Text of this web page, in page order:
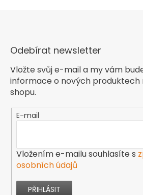
Odebírat newsletter
Vložte svůj e-mail a my vám
informace o nových produktech
shopu.
E-mail
Vložením e-mailu souhlasíte s
osobních údajů
PŘIHLÁSIT